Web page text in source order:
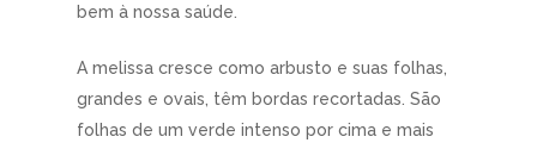
bem à nossa saúde.
A melissa cresce como arbusto e suas folhas,
grandes e ovais, têm bordas recortadas. São
folhas de um verde intenso por cima e mais